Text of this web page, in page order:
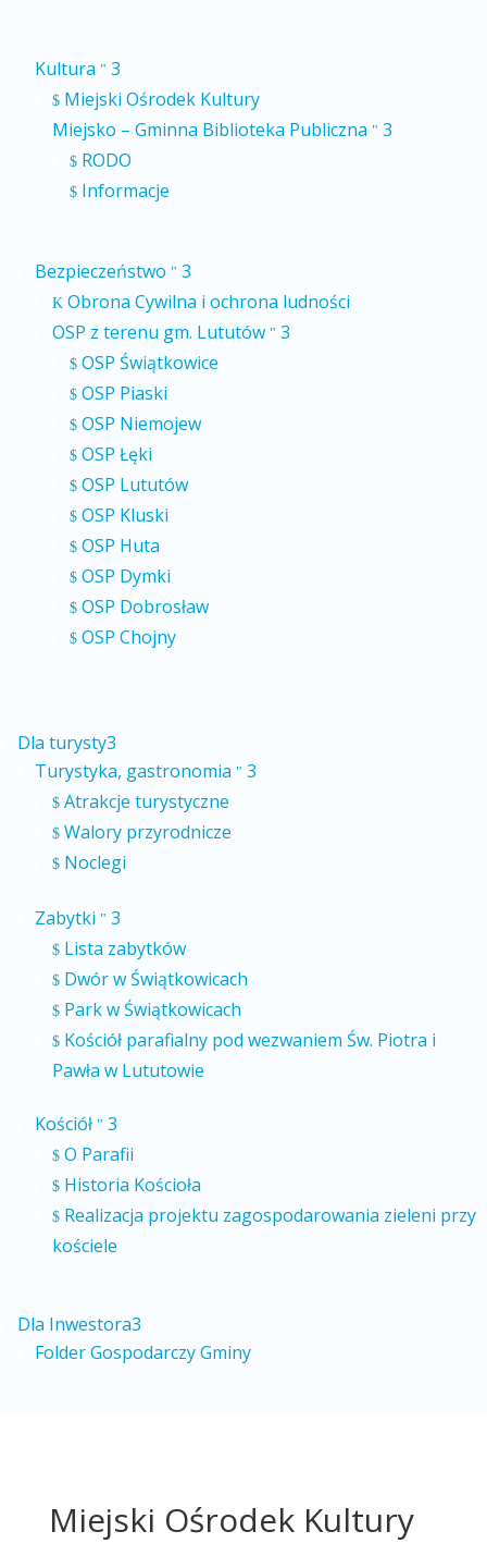
Kultura " 3
$ Miejski Ośrodek Kultury
Miejsko – Gminna Biblioteka Publiczna " 3
$ RODO
$ Informacje
Bezpieczeństwo " 3
K Obrona Cywilna i ochrona ludności
OSP z terenu gm. Lututów " 3
$ OSP Świątkowice
$ OSP Piaski
$ OSP Niemojew
$ OSP Łęki
$ OSP Lututów
$ OSP Kluski
$ OSP Huta
$ OSP Dymki
$ OSP Dobrosław
$ OSP Chojny
Dla turysty3
Turystyka, gastronomia " 3
$ Atrakcje turystyczne
$ Walory przyrodnicze
$ Noclegi
Zabytki " 3
$ Lista zabytków
$ Dwór w Świątkowicach
$ Park w Świątkowicach
$ Kościół parafialny pod wezwaniem Św. Piotra i
Pawła w Lututowie
Kościół " 3
$ O Parafii
$ Historia Kościoła
$ Realizacja projektu zagospodarowania zieleni przy
kościele
Dla Inwestora3
Folder Gospodarczy Gminy
Miejski Ośrodek Kultury